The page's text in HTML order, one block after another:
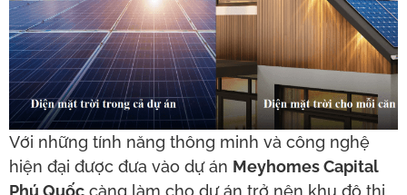
Với những tính năng thông minh và công nghệ
hiện đại được đưa vào dự án Meyhomes Capital
Phú Quốc càng làm cho dự án trở nên khu đô thị